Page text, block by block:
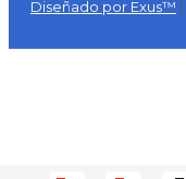
Diseñado por Exus™ |